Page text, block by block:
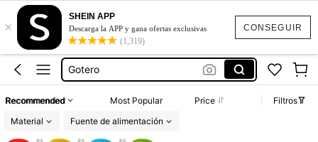
CONSEGUIR
×
SHEIN APP
Descarga la APP y gana ofertas exclusivas
(1,319)
Ciencia
Laboratorio
Gotero
Pipetas De Plástico
Laboratorio
Recommended Most Popular Price
Filtros
Material
Fuente de alimentación